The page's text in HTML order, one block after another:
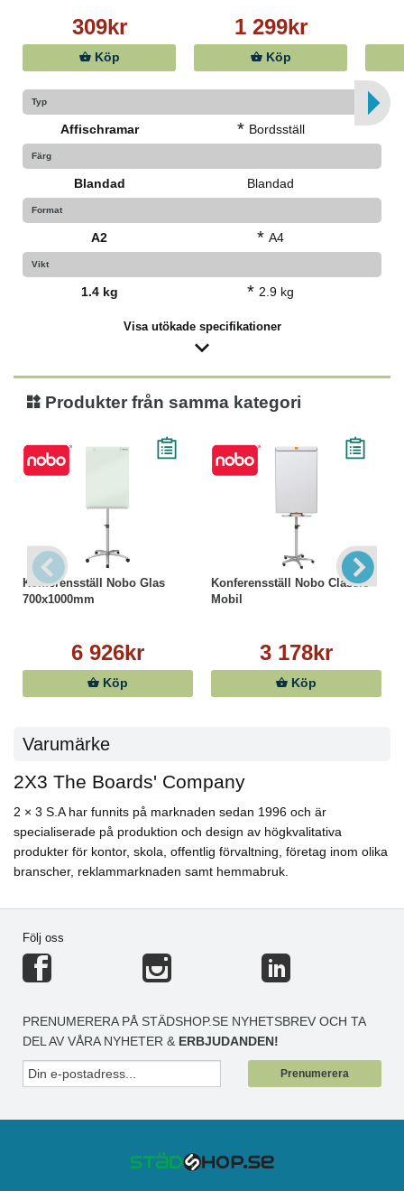
309kr
Köp
1 299kr
Köp
Typ
Affischramar * Bordsställ
Färg
Blandad Blandad
Format
A2 * A4
Vikt
1.4 kg * 2.9 kg
Visa utökade specifikationer
Produkter från samma kategori
Konferensställ Nobo Glas
700x1000mm
6 926kr
Köp
Konferensställ Nobo Classic
Mobil
3 178kr
Köp
Varumärke
2X3 The Boards' Company
2 × 3 S.A har funnits på marknaden sedan 1996 och är
specialiserade på produktion och design av högkvalitativa
produkter för kontor, skola, offentlig förvaltning, företag inom olika
branscher, reklammarknaden samt hemmabruk.
Följ oss
PRENUMERERA PÅ STÄDSHOP.SE NYHETSBREV OCH TA
DEL AV VÅRA NYHETER & ERBJUDANDEN!
Prenumerera